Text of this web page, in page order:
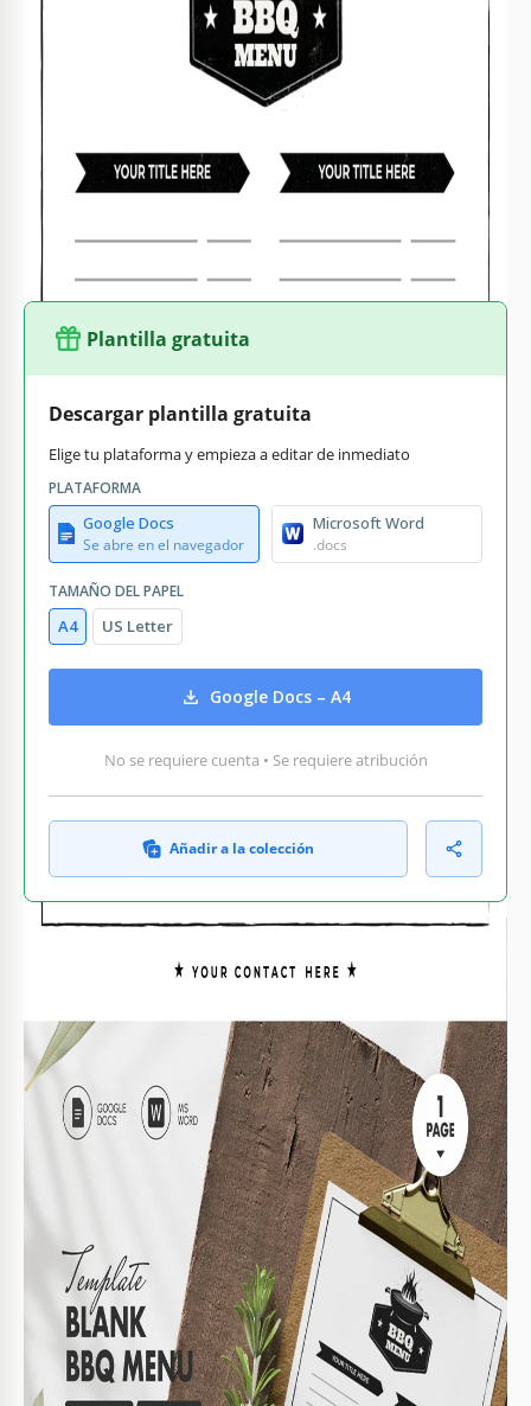
2 descargas este mes
Características clave de esta plantilla
Adecuado Para
Restaurant
Estilo
Vintage and Retro
Plantilla gratuita
Descargar plantilla gratuita
Elige tu plataforma y empieza a editar de inmediato
PLATAFORMA
Google Docs
Se abre en el navegador
Microsoft Word
.docs
TAMAÑO DEL PAPEL
A4 US Letter
Google Docs – A4
No se requiere cuenta • Se requiere atribución
Añadir a la colección
Título e información de contacto personalizables
Imprimible en A4 y Carta US
Diseño minimalista en blanco y negro
MENÚ CONSEJOS
1 Añade gráficos coloridos para un aspecto atractivo.
2 Incluye ofertas especiales o combos de comidas.
Asegúrate de que tu información de contacto sea
clara y visible.